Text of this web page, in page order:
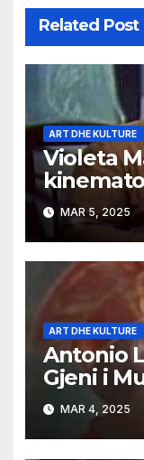
Related Post
ART DHE KULTURE
Violeta
MAR 5, 2025
ART DHE KULTURE
Antonio
Gjeni i
MAR 4, 2025